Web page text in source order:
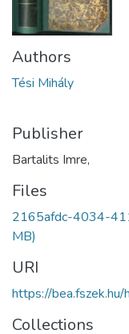
Authors
Tési Mihály
Publisher
Bartalits Imre,
Files
2165afdc-4034-
MB)
URI
https://
Collections